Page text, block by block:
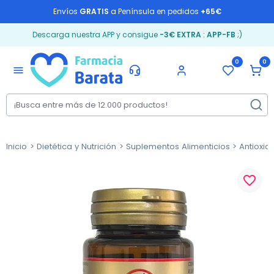
Envíos GRATIS a Península en pedidos +65€
Descarga nuestra APP y consigue -3€ EXTRA: APP-FB ;)
menu
0 0
Inicio Dietética y Nutrición Suplementos Alimenticios
favorite_border